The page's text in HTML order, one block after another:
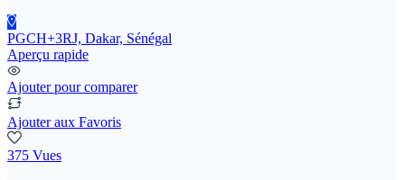
PGCH+3RJ, Dakar, Sénégal
Aperçu rapide
Ajouter pour comparer
Ajouter aux Favoris
375 Vues